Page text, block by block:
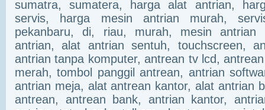
sumatra, sumatera, harga alat antrian,
servis, harga mesin antrian murah,
pekanbaru, di, riau, murah, mesin antrian
antrian, alat antrian sentuh, touchscreen,
antrian tanpa komputer, antrean tv lcd,
merah, tombol panggil antrean, antrian
antrian meja, alat antrean kantor, alat antrian
antrean, antrean bank, antrian kantor,